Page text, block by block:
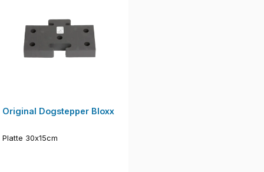
Original Dogstepper Bloxx
Platte 30x15cm